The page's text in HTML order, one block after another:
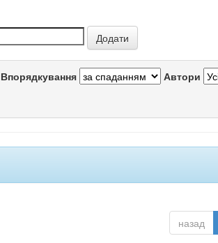
Впорядкування Автори
назад